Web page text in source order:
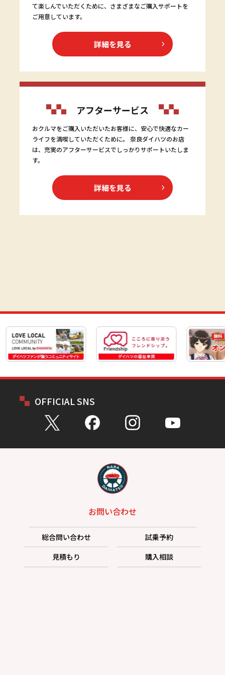
て楽しんでいただくために、さまざまなご購入サポートを
ご用意しています。
詳細を見る
アフターサービス
おクルマをご購入いただいたお客様に、安心で快適なカー
ライフを満喫していただくために。 奈良ダイハツのお店
は、充実のアフターサービスでしっかりサポートいたしま
す。
詳細を見る
OFFICIAL SNS
お問い合わせ
総合問い合わせ
試乗予約
見積もり
購入相談